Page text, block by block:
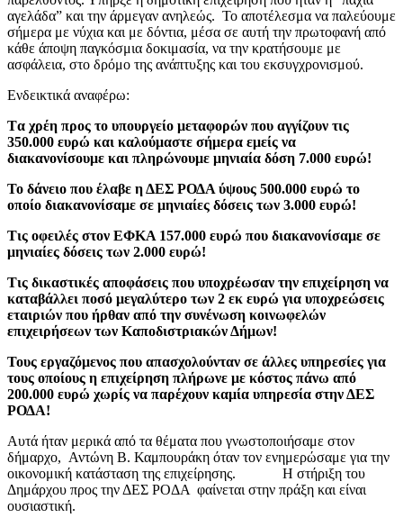
αγελάδα” και την άρμεγαν ανηλεώς. Το αποτέλεσμα να παλεύουμε
σήμερα με νύχια και με δόντια, μέσα σε αυτή την πρωτοφανή από
κάθε άποψη παγκόσμια δοκιμασία, να την κρατήσουμε με
ασφάλεια, στο δρόμο της ανάπτυξης και του εκσυγχρονισμού.
Ενδεικτικά αναφέρω:
Tα χρέη προς το υπουργείο μεταφορών που αγγίζουν τις
350.000 ευρώ και καλούμαστε σήμερα εμείς να
διακανονίσουμε και πληρώνουμε μηνιαία δόση 7.000 ευρώ!
Το δάνειο που έλαβε η ΔΕΣ ΡΟΔΑ ύψους 500.000 ευρώ το
οποίο διακανονίσαμε σε μηνιαίες δόσεις των 3.000 ευρώ!
Τις οφειλές στον ΕΦΚΑ 157.000 ευρώ που διακανονίσαμε σε
μηνιαίες δόσεις των 2.000 ευρώ!
Τις δικαστικές αποφάσεις που υποχρέωσαν την επιχείρηση να
καταβάλλει ποσό μεγαλύτερο των 2 εκ ευρώ για υποχρεώσεις
εταιριών που ήρθαν από την συνένωση κοινωφελών
επιχειρήσεων των Καποδιστριακών Δήμων!
Τους εργαζόμενος που απασχολούνταν σε άλλες υπηρεσίες για
τους οποίους η επιχείρηση πλήρωνε με κόστος πάνω από
200.000 ευρώ χωρίς να παρέχουν καμία υπηρεσία στην ΔΕΣ
ΡΟΔΑ!
Αυτά ήταν μερικά από τα θέματα που γνωστοποιήσαμε στον
δήμαρχο, Αντώνη Β. Καμπουράκη όταν τον ενημερώσαμε για την
οικονομική κατάσταση της επιχείρησης. Η στήριξη του
Δημάρχου προς την ΔΕΣ ΡΟΔΑ φαίνεται στην πράξη και είναι
ουσιαστική.